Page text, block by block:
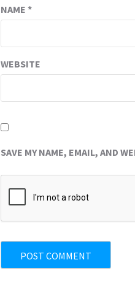
NAME *
WEBSITE
SAVE MY NAME, EMAIL, AND